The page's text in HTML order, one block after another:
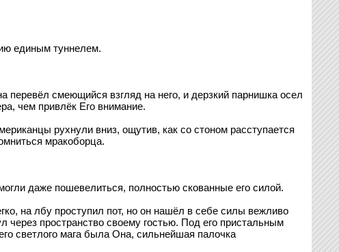
единым туннелем.
смеющийся взгляд на него, и дерзкий парнишка осел
чем привлёк Его внимание.
рухнули вниз, ощутив, как со стоном расступается
мракоборца.
даже пошевелиться, полностью скованные его силой.
на лбу проступил пот, но он нашёл в себе силы вежливо
через пространство своему гостью. Под его пристальным
светлого мага была Она, сильнейшая палочка